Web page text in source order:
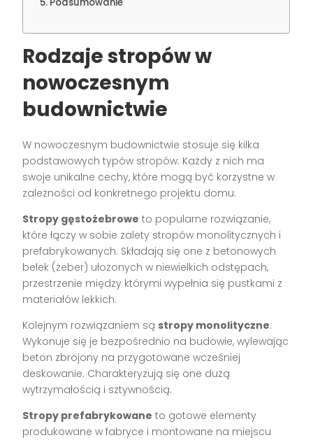
Rodzaje stropów w
nowoczesnym
budownictwie
W nowoczesnym budownictwie stosuje się kilka
podstawowych typów stropów. Każdy z nich ma
swoje unikalne cechy, które mogą być korzystne w
zależności od konkretnego projektu domu.
Stropy gęstożebrowe to popularne rozwiązanie,
które łączy w sobie zalety stropów monolitycznych i
prefabrykowanych. Składają się one z betonowych
belek (żeber) ułożonych w niewielkich odstępach,
przestrzenie między którymi wypełnia się pustkami z
materiałów lekkich.
Kolejnym rozwiązaniem są stropy monolityczne.
Wykonuje się je bezpośrednio na budowie, wylewając
beton zbrojony na przygotowane wcześniej
deskowanie. Charakteryzują się one dużą
wytrzymałością i sztywnością.
Stropy prefabrykowane to gotowe elementy
produkowane w fabryce i montowane na miejscu